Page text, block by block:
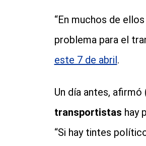
“En muchos de
problema para el
este 7 de abril.
Un día antes,
transportistas hay
“Si hay tintes